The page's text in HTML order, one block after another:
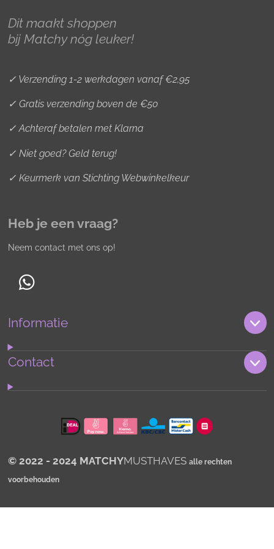
r
a
o
k
e
s
Dit maakt shoppen
bij Matchy nóg leuker!
✓ Verzending 1-2 werkdagen vanaf €2,95
✓ Gratis verzending boven de €50
✓ Achteraf betalen met Klarna
✓ Niet goed? Geld terug!
✓ Keurmerk van Stichting Webwinkelkeur
Heb je een vraag?
Neem contact met ons op!
W
a
s
Informatie
Contact
© 2022 - 2024 MATCHYMUSTHAVES alle rechten
voorbehouden